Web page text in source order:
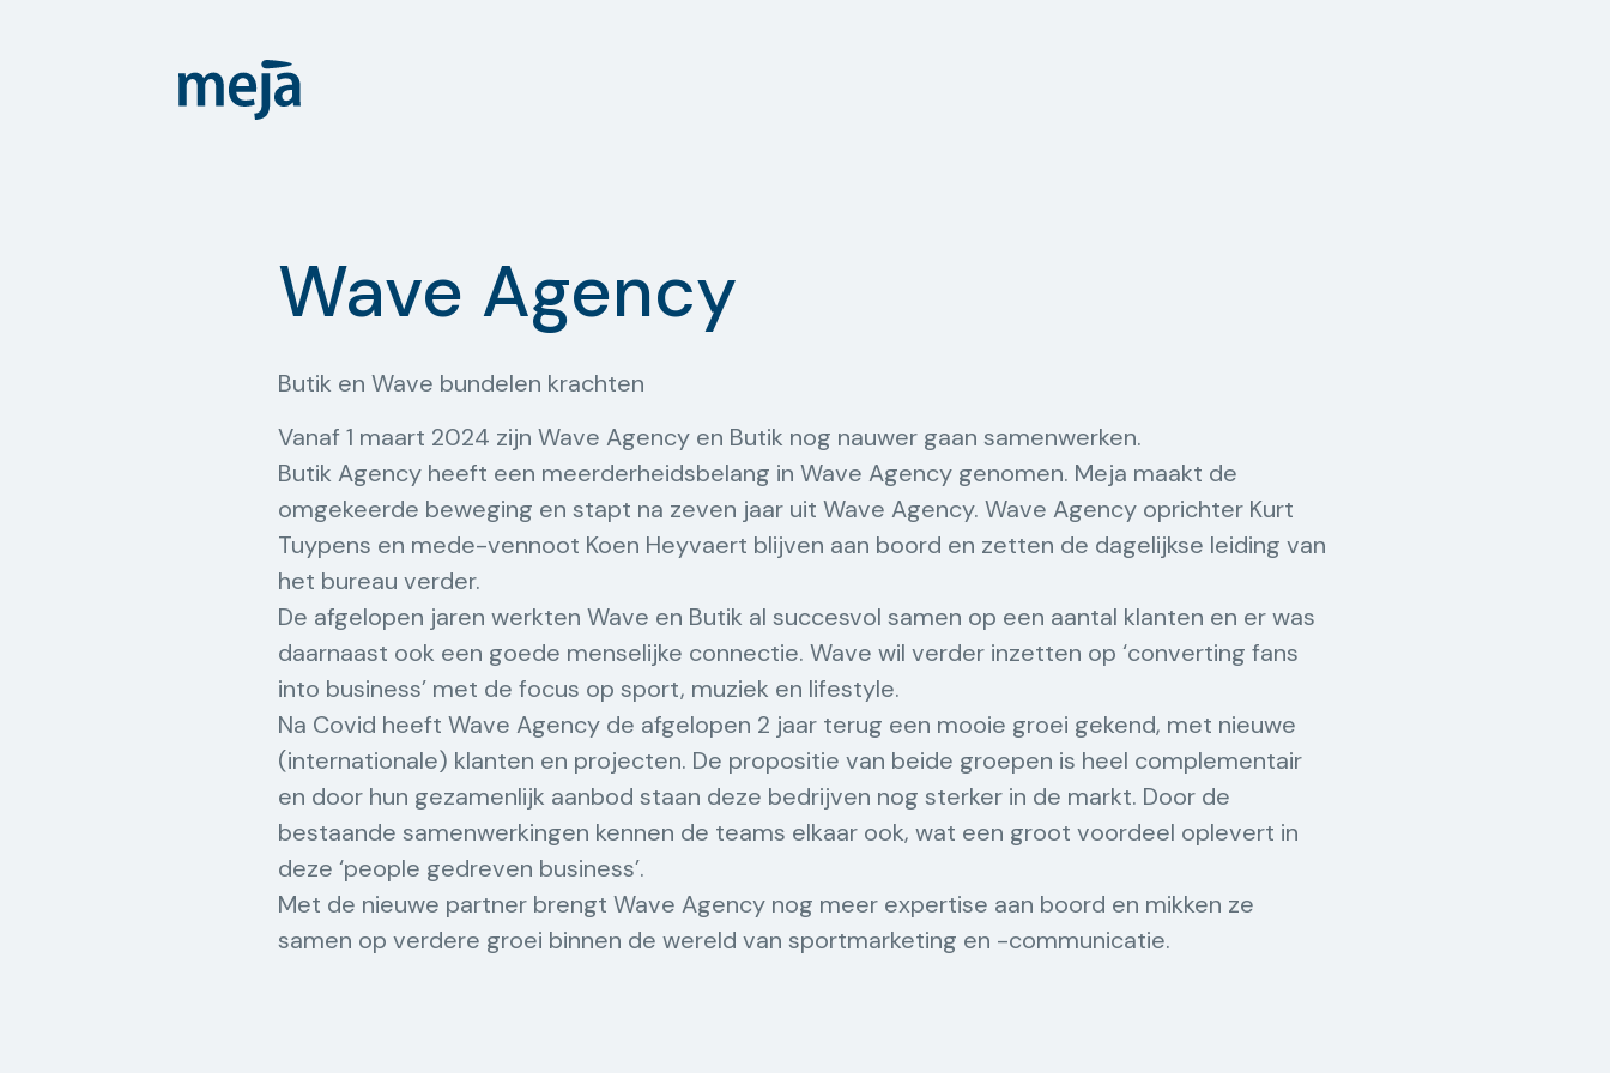
Wave Agency
Butik en Wave bundelen krachten
Vanaf 1 maart 2024 zijn Wave Agency en Butik nog nauwer gaan samenwerken.
Butik Agency heeft een meerderheidsbelang in Wave Agency genomen. Meja maakt de
omgekeerde beweging en stapt na zeven jaar uit Wave Agency. Wave Agency oprichter Kurt
Tuypens en mede-vennoot Koen Heyvaert blijven aan boord en zetten de dagelijkse leiding van
het bureau verder.
De afgelopen jaren werkten Wave en Butik al succesvol samen op een aantal klanten en er was
daarnaast ook een goede menselijke connectie. Wave wil verder inzetten op ‘converting fans
into business’ met de focus op sport, muziek en lifestyle.
Na Covid heeft Wave Agency de afgelopen 2 jaar terug een mooie groei gekend, met nieuwe
(internationale) klanten en projecten. De propositie van beide groepen is heel complementair
en door hun gezamenlijk aanbod staan deze bedrijven nog sterker in de markt. Door de
bestaande samenwerkingen kennen de teams elkaar ook, wat een groot voordeel oplevert in
deze ‘people gedreven business’.
Met de nieuwe partner brengt Wave Agency nog meer expertise aan boord en mikken ze
samen op verdere groei binnen de wereld van sportmarketing en -communicatie.